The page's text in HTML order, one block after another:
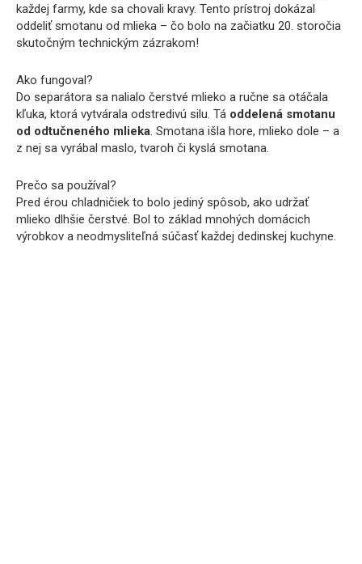
každej farmy, kde sa chovali kravy. Tento prístroj dokázal
oddeliť smotanu od mlieka – čo bolo na začiatku 20. storočia
skutočným technickým zázrakom!
Ako fungoval?
Do separátora sa nalialo čerstvé mlieko a ručne sa otáčala
kľuka, ktorá vytvárala odstredivú silu. Tá oddelená smotanu
od odtučneného mlieka. Smotana išla hore, mlieko dole – a
z nej sa vyrábal maslo, tvaroh či kyslá smotana.
Prečo sa používal?
Pred érou chladničiek to bolo jediný spôsob, ako udržať
mlieko dlhšie čerstvé. Bol to základ mnohých domácich
výrobkov a neodmysliteľná súčasť každej dedinskej kuchyne.